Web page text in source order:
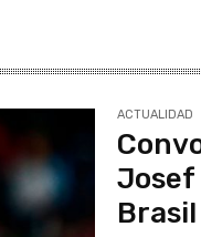
ACTUALIDAD